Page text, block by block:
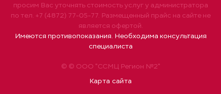
© © ООО "ССМЦ Регион №2"
Карта сайта
просим Вас уточнять стоимость услуг у администратора
по тел. +7 (4872) 77-05-77. Размещенный прайс на сайте не
является офертой.
Имеются противопоказания. Необходима консультация
специалиста